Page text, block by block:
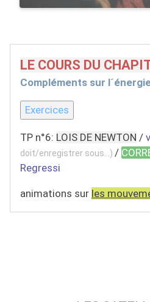
LE COURS DU
Compléments sur
Exercices
TP n°6: LOIS DE NEWTON /
doit/enregistrer sous...) /
Regressi
animations sur les